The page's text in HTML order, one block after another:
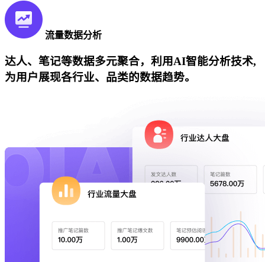
流量数据分析
达人、笔记等数据多元聚合，利用AI智能分析技术,
为用户展现各行业、品类的数据趋势。